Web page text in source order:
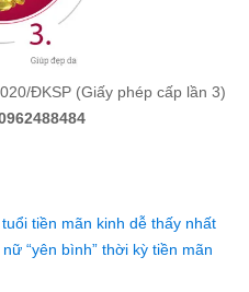
ĐKSP (Giấy phép cấp lần 3)
tiền mãn kinh dễ thấy nhất
“yên bình” thời kỳ tiền mãn